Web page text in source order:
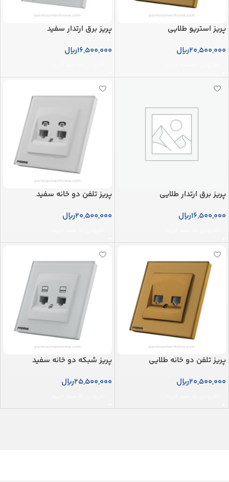
پریز استریو طلایی
20,500,000ریال
پریز برق ارتدار سفید
16,500,000ریال
پریز برق ارتدار طلایی
16,500,000ریال
پریز تلفن دو خانه سفید
20,500,000ریال
پریز تلفن دو خانه طلایی
20,500,000ریال
پریز شبکه دو خانه سفید
25,500,000ریال